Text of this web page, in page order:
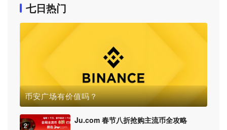
七日热门
币安广场有价值吗？
2
Ju.com 春节八折抢购主流币全攻略